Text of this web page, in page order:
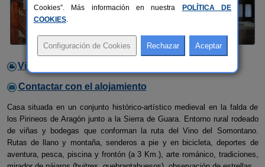
Video
Contactar con el alojamiento
Casa situada en un conjunto histórico-artístico medieval en la falda de
los Pirineos de Aragón junto a la Sierra de Guara. Entorno rural rodeado
de viñas y bodegas que conforman la ruta del Vino del Somontano.
Rutas de llano y montaña, senderos a pie y en bicicleta, deportes de
aventura, pesca, piscina y frontón (a 3 Km.), arte románico, tradiciones,
Cookies”. Más información en nuestra
POLÍTICA DE
COOKIES.